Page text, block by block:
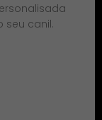
seu canil.